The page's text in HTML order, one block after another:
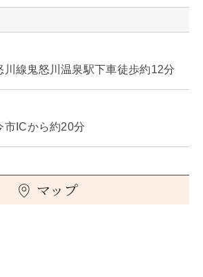
川線鬼怒川温泉駅下車徒歩約12分
市ICから約20分
マップ